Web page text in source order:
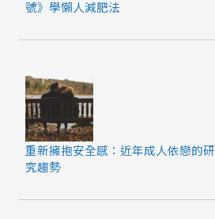
號》學懶人減肥法
重新擁抱安全感：近年成人依戀的研
究趨勢